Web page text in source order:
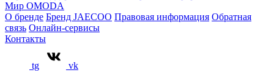
Мир OMODA
О бренде Бренд JAECOO Правовая информация Обратная
связь Онлайн-сервисы
Контакты
tg vk